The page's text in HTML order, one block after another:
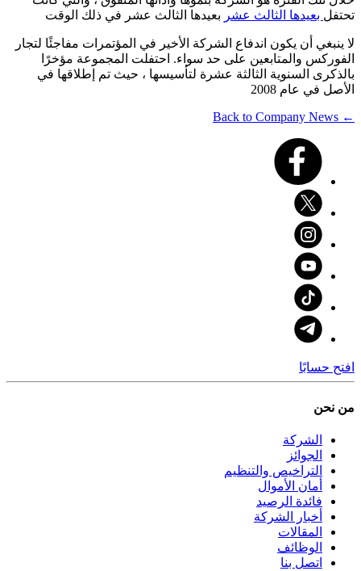
تحتفل بعيدها الثالث عشر بعيدها الثالث عشر في ذلك الوقت
لا ينبغي أن يكون اندفاع الشركة الأخير في المؤتمرات مفاجئًا لتجار
الفوركس والمتابعين على حد سواء. احتفلت المجموعة مؤخرًا
بالذكرى السنوية الثالثة عشرة لتأسيسها ، حيث تم إطلاقها في
الأصل في عام 2008
← Back to Company News
افتح حسابًا
من نحن
الشركة
الجوائز
التراخيص والتنظيم
أمان الأموال
فائدة الرصيد
أخبار الشركة
المقالات
الوظائف
اتصل بنا